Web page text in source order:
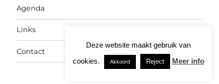
Agenda
Links
Contact
Deze website maakt gebruik van
cookies.
Akkoord Reject Meer info